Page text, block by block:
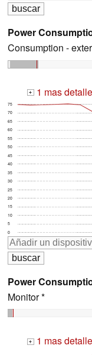
Power
Consumption -
+ 1 mas
0
5
10
15
20
25
30
35
40
45
50
55
60
65
70
75
Power
Monitor *
+ 1 mas